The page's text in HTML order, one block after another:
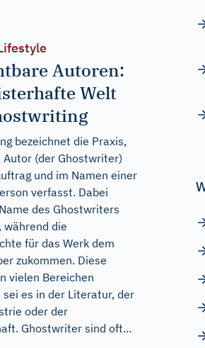
Autoren:
Welt
bezeichnet die Praxis,
Autor (der Ghostwriter)
und im Namen einer
verfasst. Dabei
des Ghostwriters
während die
für das Werk dem
zukommen. Diese
vielen Bereichen
es in der Literatur, der
oder der
Ghostwriter sind oft...